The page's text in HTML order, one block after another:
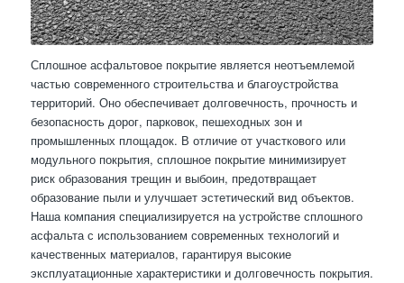
Сплошное асфальтовое покрытие является неотъемлемой
частью современного строительства и благоустройства
территорий. Оно обеспечивает долговечность, прочность и
безопасность дорог, парковок, пешеходных зон и
промышленных площадок. В отличие от участкового или
модульного покрытия, сплошное покрытие минимизирует
риск образования трещин и выбоин, предотвращает
образование пыли и улучшает эстетический вид объектов.
Наша компания специализируется на устройстве сплошного
асфальта с использованием современных технологий и
качественных материалов, гарантируя высокие
эксплуатационные характеристики и долговечность покрытия.